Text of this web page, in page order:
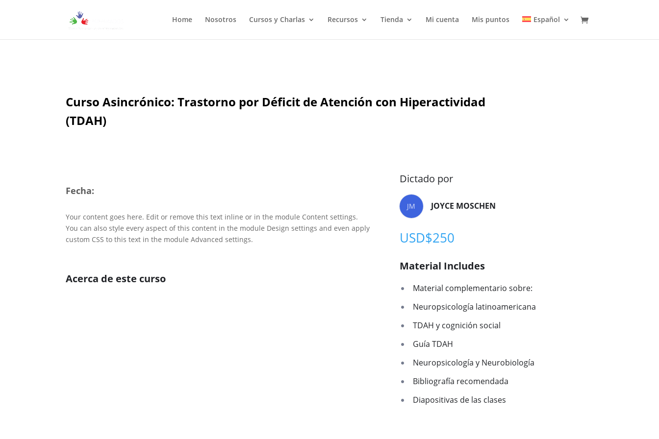
Home Nosotros Cursos y Charlas Recursos Tienda Mi cuenta Mis puntos Español
Curso Asincrónico: Trastorno por Déficit de Atención con Hiperactividad
(TDAH)
Fecha:
Your content goes here. Edit or remove this text inline or in the module Content settings.
You can also style every aspect of this content in the module Design settings and even apply
custom CSS to this text in the module Advanced settings.
Acerca de este curso
Dictado por
JM JOYCE MOSCHEN
USD$250
Material Includes
Material complementario sobre:
Neuropsicología latinoamericana
TDAH y cognición social
Guía TDAH
Neuropsicología y Neurobiología
Bibliografía recomendada
Diapositivas de las clases